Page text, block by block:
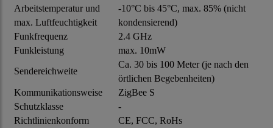
Arbeitstemperatur und
max. Luftfeuchtigkeit
-10°C bis 45°C, max. 85% (nicht
kondensierend)
Funkfrequenz
2.4 GHz
Funkleistung
max. 10mW
Sendereichweite
Ca. 30 bis 100 Meter (je nach den
örtlichen Begebenheiten)
Kommunikationsweise
ZigBee S
Schutzklasse
-
Richtlinienkonform
CE, FCC, RoHs